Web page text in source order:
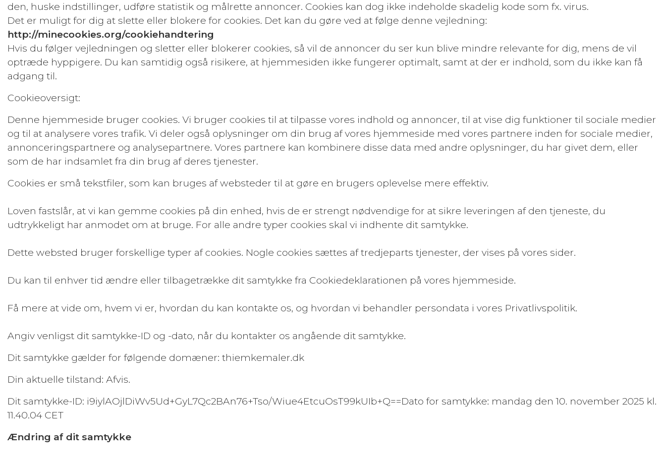
den, huske indstillinger, udføre statistik og målrette annoncer. Cookies kan dog ikke indeholde skadelig kode som fx. virus.
Det er muligt for dig at slette eller blokere for cookies. Det kan du gøre ved at følge denne vejledning:
http://minecookies.org/cookiehandtering
Hvis du følger vejledningen og sletter eller blokerer cookies, så vil de annoncer du ser kun blive mindre relevante for dig, mens de vil
optræde hyppigere. Du kan samtidig også risikere, at hjemmesiden ikke fungerer optimalt, samt at der er indhold, som du ikke kan få
adgang til.
Cookieoversigt:
Denne hjemmeside bruger cookies. Vi bruger cookies til at tilpasse vores indhold og annoncer, til at vise dig funktioner til sociale medier
og til at analysere vores trafik. Vi deler også oplysninger om din brug af vores hjemmeside med vores partnere inden for sociale medier,
annonceringspartnere og analysepartnere. Vores partnere kan kombinere disse data med andre oplysninger, du har givet dem, eller
som de har indsamlet fra din brug af deres tjenester.
Cookies er små tekstfiler, som kan bruges af websteder til at gøre en brugers oplevelse mere effektiv.
Loven fastslår, at vi kan gemme cookies på din enhed, hvis de er strengt nødvendige for at sikre leveringen af den tjeneste, du
udtrykkeligt har anmodet om at bruge. For alle andre typer cookies skal vi indhente dit samtykke.
Dette websted bruger forskellige typer af cookies. Nogle cookies sættes af tredjeparts tjenester, der vises på vores sider.
Du kan til enhver tid ændre eller tilbagetrække dit samtykke fra Cookiedeklarationen på vores hjemmeside.
Få mere at vide om, hvem vi er, hvordan du kan kontakte os, og hvordan vi behandler persondata i vores Privatlivspolitik.
Angiv venligst dit samtykke-ID og -dato, når du kontakter os angående dit samtykke.
Dit samtykke gælder for følgende domæner: thiemkemaler.dk
Din aktuelle tilstand: Afvis.
Dit samtykke-ID: i9iylAOjlDiWv5Ud+GyL7Qc2BAn76+Tso/Wiue4EtcuOsT99kUIb+Q==Dato for samtykke: mandag den 10. november 2025 kl.
11.40.04 CET
Ændring af dit samtykke